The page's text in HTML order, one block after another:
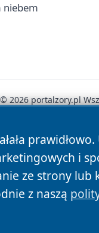
niebem
i
ze strony lub
z naszą
2026 portalzory.pl
Polityka